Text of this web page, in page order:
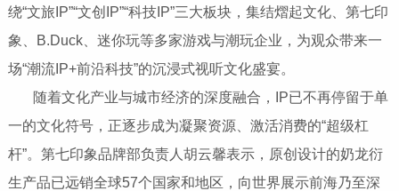
绕“文旅IP”“文创IP”“科技IP”三大板块，集结熠起文化、第七印
象、B.Duck、迷你玩等多家游戏与潮玩企业，为观众带来一
场“潮流IP+前沿科技”的沉浸式视听文化盛宴。
​​​​​​​ 随着文化产业与城市经济的深度融合，IP已不再停留于单
一的文化符号，正逐步成为凝聚资源、激活消费的“超级杠
杆”。第七印象品牌部负责人胡云馨表示，原创设计的奶龙衍
生产品已远销全球57个国家和地区，向世界展示前海乃至深